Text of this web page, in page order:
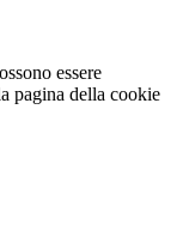
essere
pagina della cookie